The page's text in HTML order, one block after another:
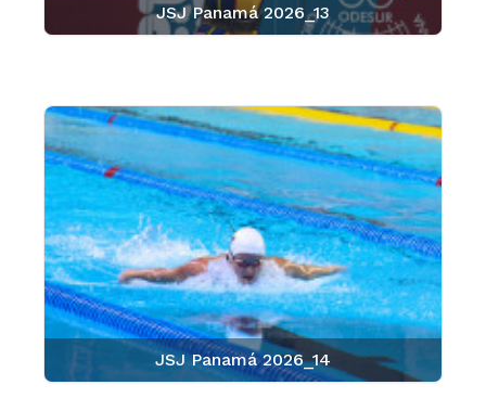
JSJ Panamá 2026_13
JSJ Panamá 2026_14